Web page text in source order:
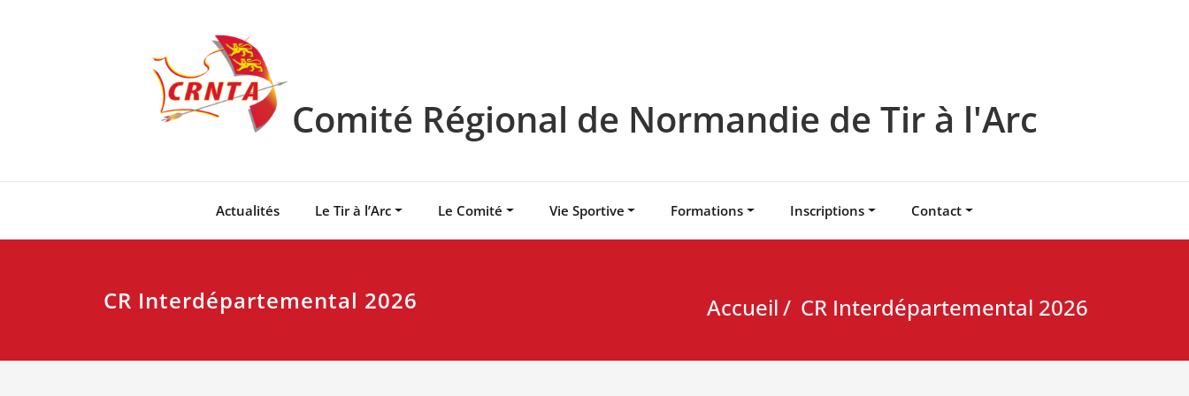
Comité Régional de Normandie de Tir à l'Arc
Actualités Le Tir à l’Arc Le Comité Vie Sportive Formations Inscriptions Contact
CR Interdépartemental 2026 Accueil CR Interdépartemental 2026